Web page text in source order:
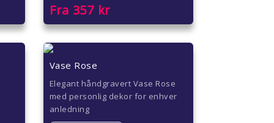
Fra 357kr
Vase Rose
Elegant håndgravert Vase Rose
med personlig dekor for enhver
anledning